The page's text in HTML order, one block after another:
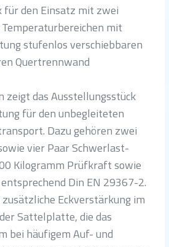
für den Einsatz mit zwei
mit
stufenlos verschiebbaren
Quertrennwand
zeigt das Ausstellungsstück
für den unbegleiteten
Dazu gehören zwei
vier Paar Schwerlast-
Kilogramm Prüfkraft sowie
Din EN 29367-2.
Eckverstärkung im
Sattelplatte, die das
bei häufigem Auf- und